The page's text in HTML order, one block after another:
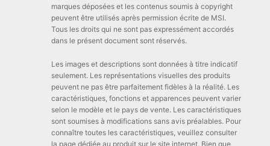
marques déposées et les contenus soumis à copyright
peuvent être utilisés après permission écrite de MSI.
Tous les droits qui ne sont pas expressément accordés
dans le présent document sont réservés.
Les images et descriptions sont données à titre indicatif
seulement. Les représentations visuelles des produits
peuvent ne pas être parfaitement fidèles à la réalité. Les
caractéristiques, fonctions et apparences peuvent varier
selon le modèle et le pays de vente. Les caractéristiques
sont soumises à modifications sans avis préalables. Pour
connaître toutes les caractéristiques, veuillez consulter
la page dédiée au produit sur le site internet. Bien que